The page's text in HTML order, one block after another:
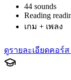
44 sounds
Reading
เกม + เพลง
ดูรายละเอียดคอร์ส